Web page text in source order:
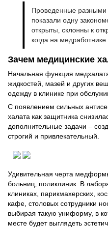
Проведенные разными
показали одну
открыты, склонны к
когда на
Зачем медицинские
Начальная функция
жидкостей, мазей и других
одежду в клинике при
С появлением сильных
халата как защитника
дополнительные задачи –
строгий и привлекательный.
Удивительная черта
больниц, поликлиник. В
клиниках, парикмахерских,
кафе, столовых сотрудники
выбирая такую униформу, в
месте будет выглядеть